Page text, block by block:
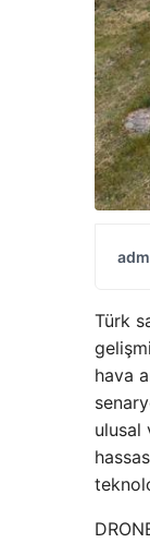
Türk
hava
ulusal